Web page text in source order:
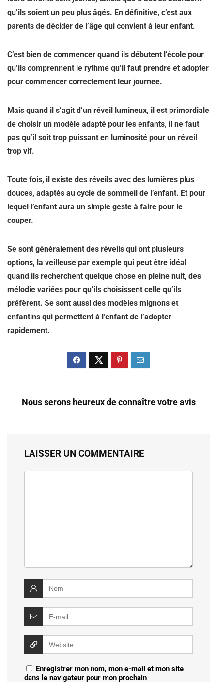
qu’ils soient un peu plus âgés. En définitive, c’est aux
parents de décider de l’âge qui convient à leur enfant.
C’est bien de commencer quand ils débutent l’école pour
qu’ils comprennent le rythme qu’il faut prendre et adopter
pour commencer correctement leur journée.
Mais quand il s’agit d’un réveil lumineux, il est primordiale
de choisir un modèle adapté pour les enfants, il ne faut
pas qu’il soit trop puissant en luminosité pour un réveil
trop vif.
Toute fois, il existe des réveils avec des lumières plus
douces, adaptés au cycle de sommeil de l’enfant. Et pour
lequel l’enfant aura un simple geste à faire pour le
couper.
Se sont généralement des réveils qui ont plusieurs
options, la veilleuse par exemple qui peut être idéal
quand ils recherchent quelque chose en pleine nuit, des
mélodie variées pour qu’ils choisissent celle qu’ils
préfèrent. Se sont aussi des modèles mignons et
enfantins qui permettent à l’enfant de l’adopter
rapidement.
Nous serons heureux de connaître votre avis
LAISSER UN COMMENTAIRE
Enregistrer mon nom, mon e-mail et mon site
dans le navigateur pour mon prochain